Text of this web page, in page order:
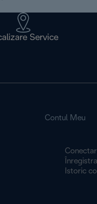
Service
Contul Meu
Istoric